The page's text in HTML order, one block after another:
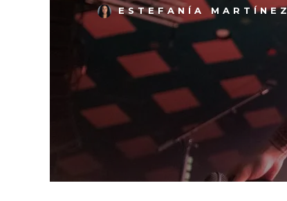
ESTEFANÍA